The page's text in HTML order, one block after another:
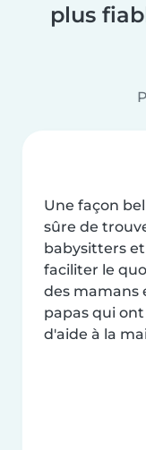
plus
Une façon
sûre de
babysitters
faciliter le
des mamans
papas qui
d'aide à la